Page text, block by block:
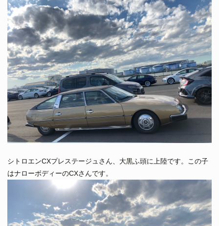
シトロエンCXプレステージュさん、大黒ふ頭に上陸です。この子
はナローボディーのCXさんです。